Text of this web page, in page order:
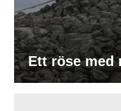
Ett röse med